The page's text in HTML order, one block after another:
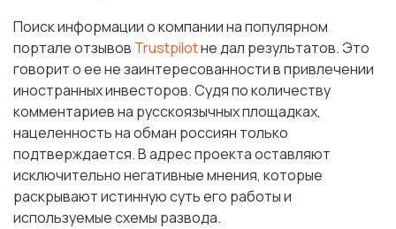
Поиск информации о компании на популярном
портале отзывов Trustpilotне дал результатов. Это
говорит о ее не заинтересованности в привлечении
иностранных инвесторов. Судя по количеству
комментариев на русскоязычных площадках,
нацеленность на обман россиян только
подтверждается. В адрес проекта оставляют
исключительно негативные мнения, которые
раскрывают истинную суть его работы и
используемые схемы развода.